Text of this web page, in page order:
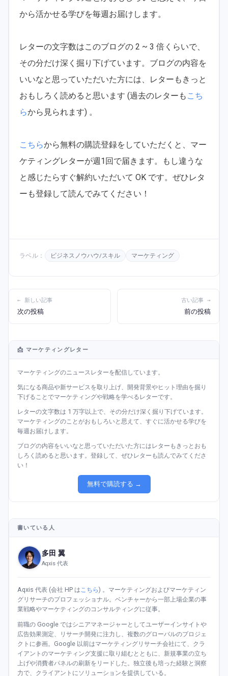
から活かせる学びを毎週お届けします。
レターの文字数はこのブログの 2 ~ 3 倍くらいで、
その分だけ深く掘り下げています。ブログの内容を
いいなと思っていただいた方には、レターもきっと
おもしろく読めると思います (過去のレターも こち
らから見られます) 。
こちらから無料の購読登録をしていただくと、マー
ケティングレターが週1回で届きます。もし違うな
と感じたらすぐ解約いただいて OK です。ぜひレタ
ーも登録して読んでみてください！
ラベル： ビジネスノウハウ/スキル マーケティング
← 新しい記事
次の投稿
古い記事 →
前の投稿
📩 マーケティングレター
マーケティングのニュースレターを配信しています。
気になる商品や新サービスを取り上げ、開発背景やヒット理由を掘り
下げることでマーケティングや戦略を学べるレターです。
レターの文字数は 1 万字以上で、その分だけ深く掘り下げています。
マーケティングのことがおもしろいと思えて、すぐに活かせる学びを
毎週お届けします。
ブログの内容をいいなと思っていただいた方にはレターもきっとおも
しろく読めると思います。登録して、ぜひレターも読んでみてくださ
い！
無料で購読する →
書いている人
多田 翼
Aqxis 代表
Aqxis 代表 (会社 HP はこちら) 。マーケティングおよびマーケティン
グリサーチのプロフェッショナル。ベンチャーから一部上場企業の事
業戦略やマーケティングのコンサルティングに従事。
前職の Google ではシニアマネージャーとしてユーザーインサイトや
広告効果測定、リサーチ開発に注力し、複数のグローバルのプロジェ
クトに参画。Google 以前はマーケティングリサーチ会社にて、クラ
イアントのマーケティング支援に取り組むとともに、新規事業の立ち
上げや消費者パネルの刷新をリードした。独立後も培った経験と洞察
力で、クライアントにソリューションを提供している。